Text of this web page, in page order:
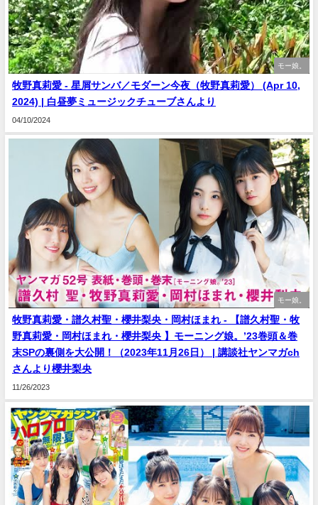
モー娘。
牧野真莉愛 - 星屑サンバ／モダーン今夜（牧野真莉愛） (Apr 10,
2024) | 白昼夢ミュージックチューブさんより
04/10/2024
モー娘。
牧野真莉愛・譜久村聖・櫻井梨央・岡村ほまれ - 【譜久村聖・牧
野真莉愛・岡村ほまれ・櫻井梨央 】モーニング娘。’23巻頭＆巻
末SPの裏側を大公開！（2023年11月26日） | 講談社ヤンマガch
さんより櫻井梨央
11/26/2023